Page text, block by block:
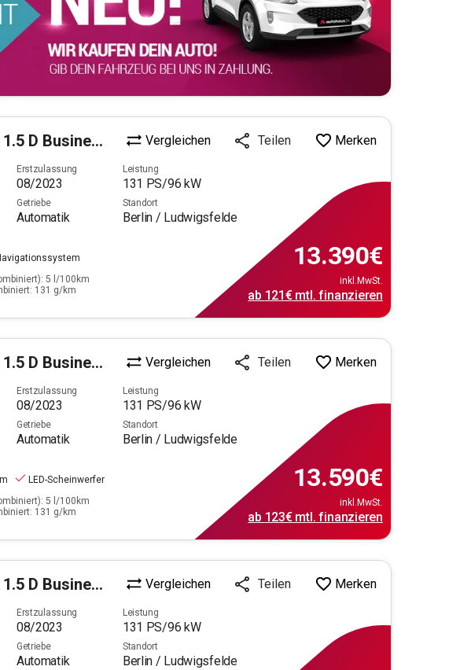
Elegance (EURO 6e) Vergleichen Teilen Merken
Erstzulassung
08/2023
Leistung
131 PS/96 kW
Getriebe
Automatik
Standort
Berlin / Ludwigsfelde
5 l/100km
131 g/km
13.390€
inkl.MwSt.
ab 121€mtl. finanzieren
Elegance (EURO 6e) Vergleichen Teilen Merken
Erstzulassung
08/2023
Leistung
131 PS/96 kW
Getriebe
Automatik
Standort
Berlin / Ludwigsfelde
LED-Scheinwerfer
5 l/100km
131 g/km
13.590€
inkl.MwSt.
ab 123€mtl. finanzieren
Elegance (EURO 6e) Vergleichen Teilen Merken
Erstzulassung
08/2023
Leistung
131 PS/96 kW
Getriebe
Automatik
Standort
Berlin / Ludwigsfelde